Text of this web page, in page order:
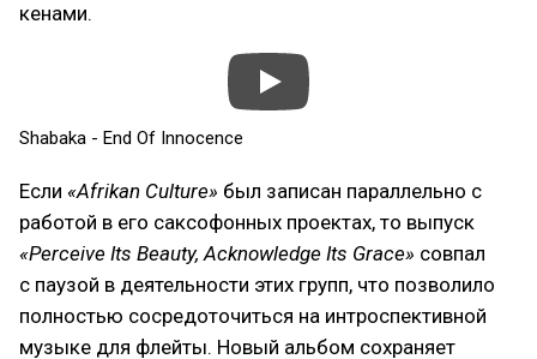
кенами.
Shabaka - End Of Innocence
Если «Afrikan Culture» был записан параллельно с
работой в его саксофонных проектах, то выпуск
«Perceive Its Beauty, Acknowledge Its Grace» совпал
с паузой в деятельности этих групп, что позволило
полностью сосредоточиться на интроспективной
музыке для флейты. Новый альбом сохраняет